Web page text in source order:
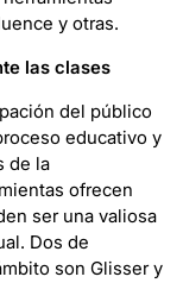
y otras.
las clases
del público
educativo y
de la
ofrecen
ser una valiosa
Dos de
son Glisser y